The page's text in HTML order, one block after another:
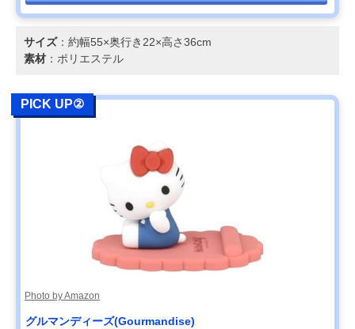
サイズ：約幅55×奥行き22×高さ36cm
素材 ：ポリエステル
PICK UP②
Photo by Amazon
グルマンディーズ(Gourmandise)